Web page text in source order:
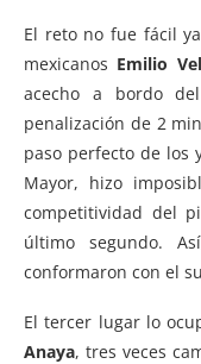
El reto no fue fácil
mexicanos Emilio
acecho a bordo
penalización de 2
paso perfecto de los
Mayor, hizo
competitividad del
último segundo.
conformaron con el
El tercer lugar lo
Anaya, tres veces